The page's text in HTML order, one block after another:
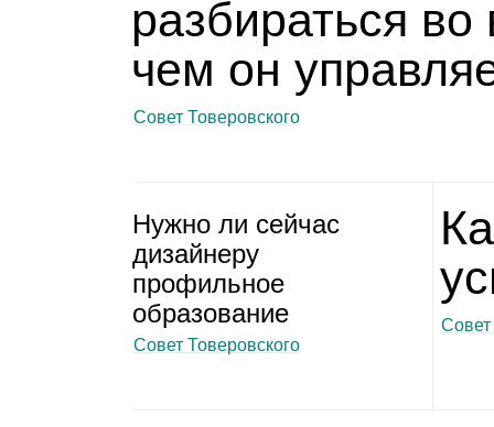
раз­би­раться во
чем он
Совет Товеровского
Нужно ли сей­час
дизай­неру
про­филь­ное
обра­зо­ва­ние
Совет Товеровского
Совет